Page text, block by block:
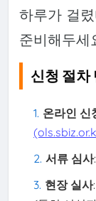
하루가 걸
준비해두세
신청 절차
온라인 신
서류 심사
현장 실사